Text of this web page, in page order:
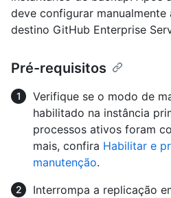
deve configurar manualmente
destino GitHub Enterprise
Pré-requisitos
Verifique se o modo de
habilitado na instância
processos ativos foram
mais, confira Habilitar e
manutenção.
Interrompa a replicação